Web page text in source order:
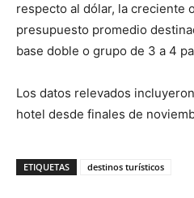
respecto al dólar, la creciente
presupuesto promedio
base doble o grupo de 3 a 4
Los datos relevados
hotel desde finales de
ETIQUETAS destinos turísticos